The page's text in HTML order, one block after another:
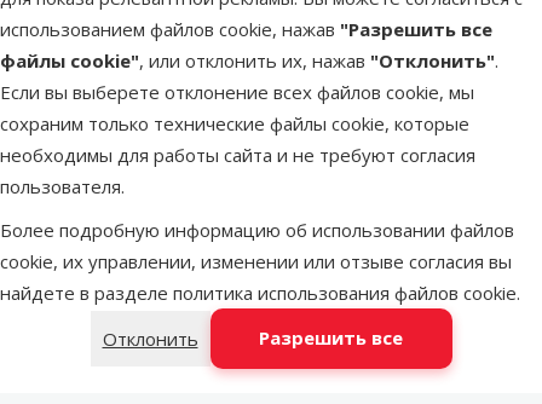
использованием файлов cookie, нажав "Разрешить все
файлы cookie", или отклонить их, нажав "Отклонить".
Если вы выберете отклонение всех файлов cookie, мы
сохраним только технические файлы cookie, которые
необходимы для работы сайта и не требуют согласия
пользователя.
Более подробную информацию об использовании файлов
cookie, их управлении, изменении или отзыве согласия вы
найдете в разделе политика использования файлов cookie.
Отклонить
Разрешить все
Ножницы для стрижки когтей – KAY Claw
Clippers, L
Оценка 0%
Цена
5,99 €
марка
В наличии
Другие подобные продукты